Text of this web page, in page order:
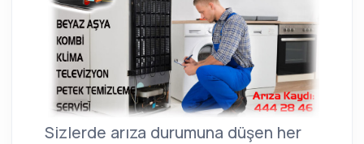
Sizlerde arıza durumuna düşen her